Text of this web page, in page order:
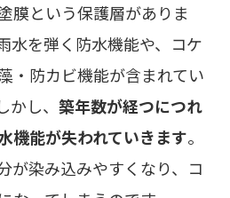
膜という保護層がありま
水を弾く防水機能や、コケ
・防カビ機能が含まれてい
し、 築年数が経つにつれ
機能が失われていきます。
が染み込みやすくなり、コ